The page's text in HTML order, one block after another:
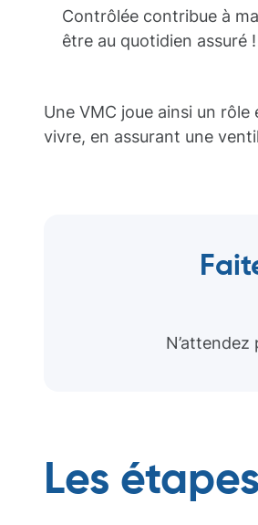
Contrôlée contribue à
être au quotidien assuré !
Une VMC joue ainsi un
vivre, en assurant une
Les